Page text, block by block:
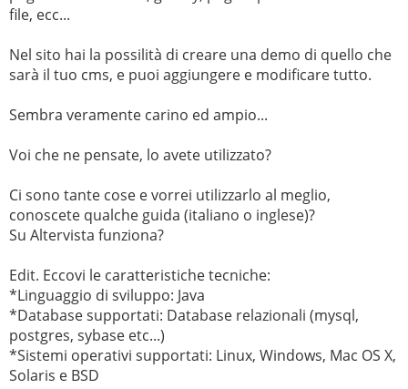
file, ecc...
Nel sito hai la possilità di creare una demo di quello che
sarà il tuo cms, e puoi aggiungere e modificare tutto.
Sembra veramente carino ed ampio...
Voi che ne pensate, lo avete utilizzato?
Ci sono tante cose e vorrei utilizzarlo al meglio,
conoscete qualche guida (italiano o inglese)?
Su Altervista funziona?
Edit. Eccovi le caratteristiche tecniche:
*Linguaggio di sviluppo: Java
*Database supportati: Database relazionali (mysql,
postgres, sybase etc...)
*Sistemi operativi supportati: Linux, Windows, Mac OS X,
Solaris e BSD